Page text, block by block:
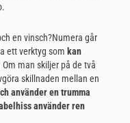
en vinsch?Numera går
ett verktyg som kan
Om man skiljer på de två
skillnaden mellan en
använder en trumma
använder ren